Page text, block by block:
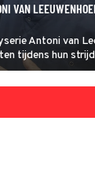
VAN
Antoni van
tijdens hun
personeel van